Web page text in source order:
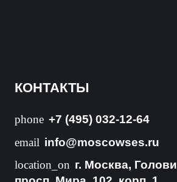
КОНТАКТЫ
phone +7 (495) 032-12-64
email info@moscowses.ru
location_on г. Москва,